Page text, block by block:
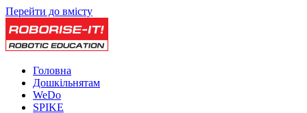
Перейти до вмісту
Головна
Дошкільнятам
WeDo
SPIKE